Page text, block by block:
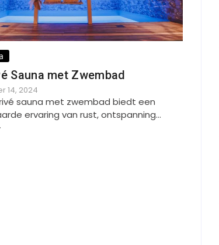
Sauna met Zwembad
14, 2024
sauna met zwembad biedt een
ervaring van rust, ontspanning…